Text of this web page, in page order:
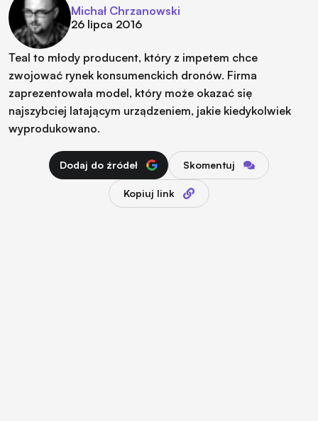
Michał Chrzanowski
26 lipca 2016
Teal to młody producent, który z impetem chce
zwojować rynek konsumenckich dronów. Firma
zaprezentowała model, który może okazać się
najszybciej latającym urządzeniem, jakie kiedykolwiek
wyprodukowano.
Dodaj do źródeł Skomentuj
Kopiuj link